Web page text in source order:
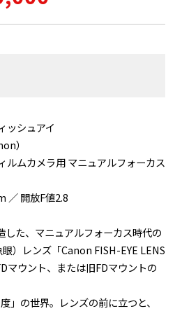
ッシュアイ
）
ルムカメラ用 マニュアルフォーカス
／ 開放F値2.8
した、マニュアルフォーカス時代の
）レンズ「Canon FISH-EYE LENS
マウント、または旧FDマウントの
」の世界。レンズの前に立つと、